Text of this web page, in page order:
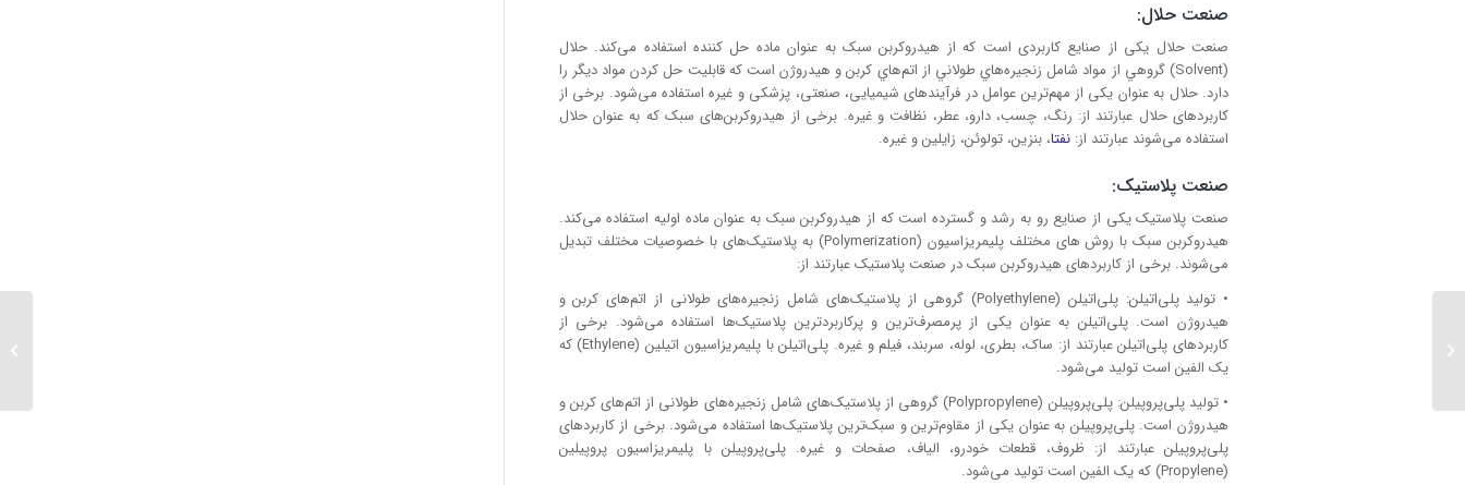
صنعت حلال:
صنعت حلال یکی از صنایع کاربردی است که از هیدروکربن سبک به عنوان ماده حل کننده استفاده می‌کند. حلال
(Solvent) گروهي از مواد شامل زنجيره‌هاي طولاني از اتم‌هاي كربن و هيدروژن است كه قابليت حل كردن مواد ديگر را
دارد. حلال به عنوان یکی از مهم‌ترین عوامل در فرآیندهای شیمیایی، صنعتی، پزشکی و غیره استفاده می‌شود. برخی از
کاربردهای حلال عبارتند از: رنگ، چسب، دارو، عطر، نظافت و غیره. برخی از هیدروکربن‌های سبک که به عنوان حلال
استفاده می‌شوند عبارتند از: نفتا، بنزین، تولوئن، زایلین و غیره.
صنعت پلاستیک:
صنعت پلاستیک یکی از صنایع رو به رشد و گسترده است که از هیدروکربن سبک به عنوان ماده اولیه استفاده می‌کند.
هیدروکربن سبک با روش های مختلف پلیمریزاسیون (Polymerization) به پلاستیک‌های با خصوصیات مختلف تبدیل
می‌شوند. برخی از کاربردهای هیدروکربن سبک در صنعت پلاستیک عبارتند از:
• تولید پلی‌اتيلن: پلی‌اتيلن (Polyethylene) گروهی از پلاستیک‌های شامل زنجیره‌های طولانی از اتم‌های کربن و
هیدروژن است. پلی‌اتيلن به عنوان یکی از پرمصرف‌ترین و پرکاربرد‌ترین پلاستیک‌ها استفاده می‌شود. برخی از
کاربردهای پلی‌اتيلن عبارتند از: ساک، بطری، لوله، سربند، فیلم و غیره. پلی‌اتيلن با پلیمریزاسیون اتيلين (Ethylene) که
یک الفین است تولید می‌شود.
• تولید پلی‌پروپیلن: پلی‌پروپیلن (Polypropylene) گروهی از پلاستیک‌های شامل زنجیره‌های طولانی از اتم‌های کربن و
هیدروژن است. پلی‌پروپیلن به عنوان یکی از مقاوم‌ترین و سبک‌ترین پلاستیک‌ها استفاده می‌شود. برخی از کاربردهای
پلی‌پروپیلن عبارتند از: ظروف، قطعات خودرو، الياف، صفحات و غیره. پلی‌پروپیلن با پلیمریزاسیون پروپيلين
(Propylene) که یک الفین است تولید می‌شود.
هند